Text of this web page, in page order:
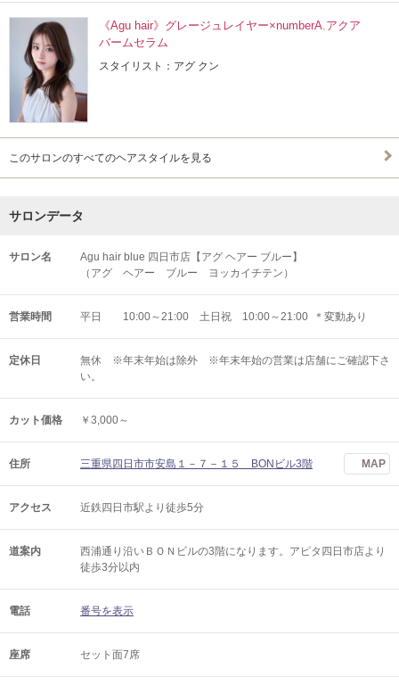
《Agu hair》グレージュレイヤー×numberA.アクア
バームセラム
スタイリスト：アグ クン
このサロンのすべてのヘアスタイルを見る
サロンデータ
サロン名
Agu hair blue 四日市店【アグ ヘアー ブルー】
（アグ ヘアー ブルー ヨッカイチテン）
営業時間 平日 10:00～21:00 土日祝 10:00～21:00 ＊変動あり
定休日
無休 ※年末年始は除外 ※年末年始の営業は店舗にご確認下さ
い。
カット価格 ￥3,000～
住所 三重県四日市市安島１－７－１５ BONビル3階 MAP
アクセス 近鉄四日市駅より徒歩5分
道案内
西浦通り沿いＢＯＮビルの3階になります。アピタ四日市店より
徒歩3分以内
電話 番号を表示
座席 セット面7席